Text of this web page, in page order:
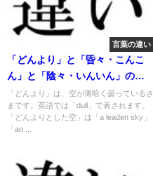
言葉の違い
「どんより」と「昏々・こんこ
ん」と「陰々・いんいん」の違
い・意味と使い方・由来や例文
「どんより」は、空が薄暗く曇っているさ
まです。英語では「dull」で表されます。
「どんよりとした空」は「a leaden sky」
「an ...